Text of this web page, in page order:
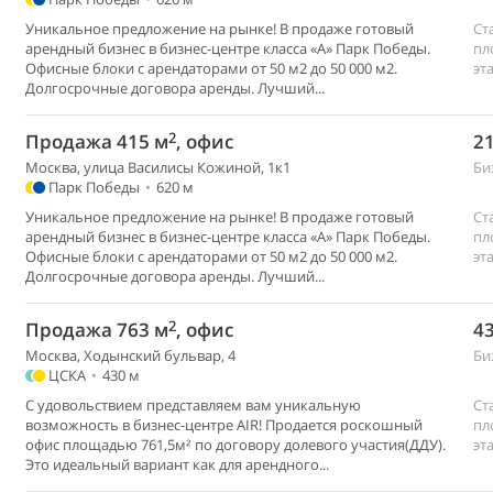
Уникальное предложение на рынке! В продаже готовый
арендный бизнес в бизнес-центре класса «А» Парк Победы.
Офисные блоки с арендаторами от 50 м2 до 50 000 м2.
Долгосрочные договора аренды. Лучший...
Продажа 415 м2, офис
Москва, улица Василисы Кожиной, 1к1
Парк Победы • 620 м
Уникальное предложение на рынке! В продаже готовый
арендный бизнес в бизнес-центре класса «А» Парк Победы.
Офисные блоки с арендаторами от 50 м2 до 50 000 м2.
Долгосрочные договора аренды. Лучший...
Продажа 763 м2, офис
Москва, Ходынский бульвар, 4
ЦСКА • 430 м
С удовольствием представляем вам уникальную
возможность в бизнес-центре AIR! Продается роскошный
офис площадью 761,5м² по договору долевого участия(ДДУ).
Это идеальный вариант как для арендного...